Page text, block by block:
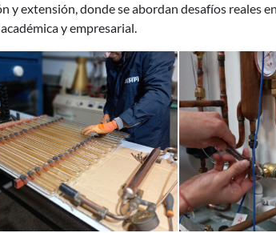
y extensión, donde se abordan desafíos reales
y empresarial.